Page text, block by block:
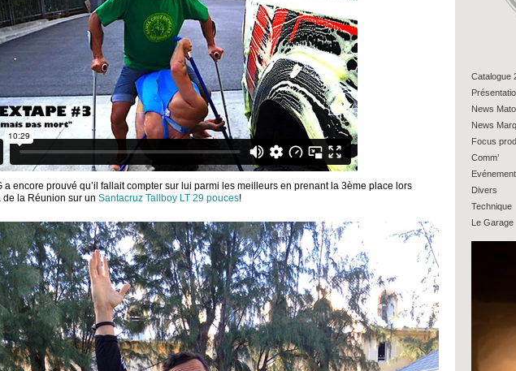
a encore prouvé qu’il fallait compter sur lui parmi les meilleurs en prenant la 3ème place lors
de la Réunion sur un Santacruz Tallboy LT 29 pouces!
Catalogue
News
News
Focus
Comm’
Divers
Technique
Le Garage